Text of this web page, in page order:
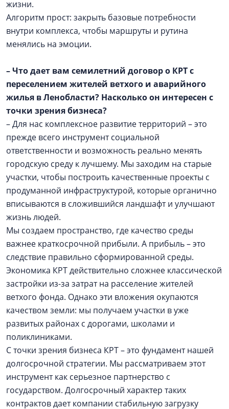
жизни.
Алгоритм прост: закрыть базовые потребности
внутри комплекса, чтобы маршруты и рутина
менялись на эмоции.
– Что дает вам семилетний договор о КРТ с
переселением жителей ветхого и аварийного
жилья в Ленобласти? Насколько он интересен с
точки зрения бизнеса?
– Для нас комплексное развитие территорий – это
прежде всего инструмент социальной
ответственности и возможность реально менять
городскую среду к лучшему. Мы заходим на старые
участки, чтобы построить качественные проекты с
продуманной инфраструктурой, которые органично
вписываются в сложившийся ландшафт и улучшают
жизнь людей.
Мы создаем пространство, где качество среды
важнее краткосрочной прибыли. А прибыль – это
следствие правильно сформированной среды.
Экономика КРТ действительно сложнее классической
застройки из-за затрат на расселение жителей
ветхого фонда. Однако эти вложения окупаются
качеством земли: мы получаем участки в уже
развитых районах с дорогами, школами и
поликлиниками.
С точки зрения бизнеса КРТ – это фундамент нашей
долгосрочной стратегии. Мы рассматриваем этот
инструмент как серьезное партнерство с
государством. Долгосрочный характер таких
контрактов дает компании стабильную загрузку